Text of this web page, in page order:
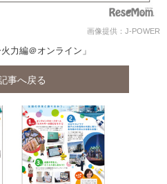
画像提供：J-POWER
力編＠オンライン」
事へ戻る